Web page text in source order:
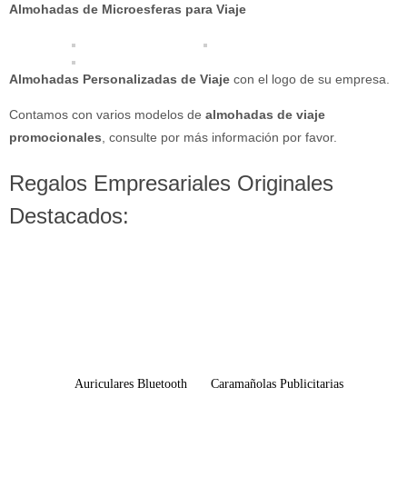
Almohadas de Microesferas para Viaje
Almohadas Personalizadas de Viaje con el logo de su empresa.
Contamos con varios modelos de almohadas de viaje
promocionales , consulte por más información por favor.
Regalos Empresariales Originales
Destacados:
Auriculares Bluetooth Caramañolas Publicitarias